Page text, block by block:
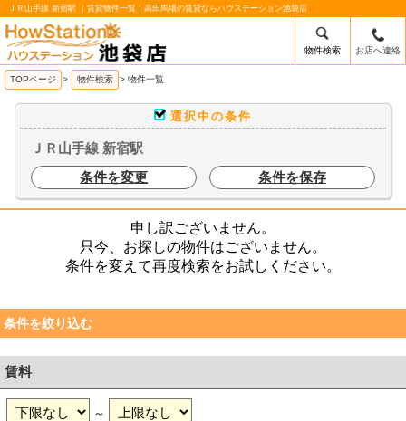
ＪＲ山手線 新宿駅 ｜賃貸物件一覧｜高田馬場の賃貸ならハウステーション池袋店
/mobile_img/head-logo.png
物件検索 お店へ連絡
TOPページ > 物件検索 > 物件一覧
選択中の条件
ＪＲ山手線 新宿駅
条件を変更
条件を保存
申し訳ございません。
只今、お探しの物件はございません。
条件を変えて再度検索をお試しください。
条件を絞り込む
賃料
～